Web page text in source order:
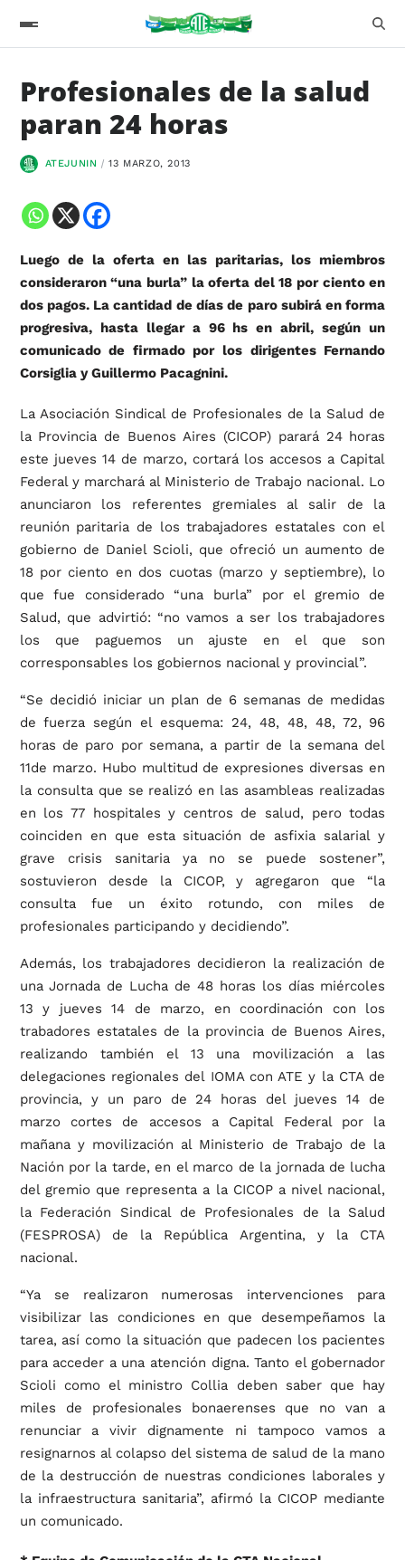
Profesionales de la salud
paran 24 horas
ATEJUNIN 13 MARZO, 2013
Luego de la oferta en las paritarias, los miembros
consideraron “una burla” la oferta del 18 por ciento en
dos pagos. La cantidad de días de paro subirá en forma
progresiva, hasta llegar a 96 hs en abril, según un
comunicado de firmado por los dirigentes Fernando
Corsiglia y Guillermo Pacagnini.
La Asociación Sindical de Profesionales de la Salud de
la Provincia de Buenos Aires (CICOP) parará 24 horas
este jueves 14 de marzo, cortará los accesos a Capital
Federal y marchará al Ministerio de Trabajo nacional. Lo
anunciaron los referentes gremiales al salir de la
reunión paritaria de los trabajadores estatales con el
gobierno de Daniel Scioli, que ofreció un aumento de
18 por ciento en dos cuotas (marzo y septiembre), lo
que fue considerado “una burla” por el gremio de
Salud, que advirtió: “no vamos a ser los trabajadores
los que paguemos un ajuste en el que son
corresponsables los gobiernos nacional y provincial”.
“Se decidió iniciar un plan de 6 semanas de medidas
de fuerza según el esquema: 24, 48, 48, 48, 72, 96
horas de paro por semana, a partir de la semana del
11de marzo. Hubo multitud de expresiones diversas en
la consulta que se realizó en las asambleas realizadas
en los 77 hospitales y centros de salud, pero todas
coinciden en que esta situación de asfixia salarial y
grave crisis sanitaria ya no se puede sostener”,
sostuvieron desde la CICOP, y agregaron que “la
consulta fue un éxito rotundo, con miles de
profesionales participando y decidiendo”.
Además, los trabajadores decidieron la realización de
una Jornada de Lucha de 48 horas los días miércoles
13 y jueves 14 de marzo, en coordinación con los
trabadores estatales de la provincia de Buenos Aires,
realizando también el 13 una movilización a las
delegaciones regionales del IOMA con ATE y la CTA de
provincia, y un paro de 24 horas del jueves 14 de
marzo cortes de accesos a Capital Federal por la
mañana y movilización al Ministerio de Trabajo de la
Nación por la tarde, en el marco de la jornada de lucha
del gremio que representa a la CICOP a nivel nacional,
la Federación Sindical de Profesionales de la Salud
(FESPROSA) de la República Argentina, y la CTA
nacional.
“Ya se realizaron numerosas intervenciones para
visibilizar las condiciones en que desempeñamos la
tarea, así como la situación que padecen los pacientes
para acceder a una atención digna. Tanto el gobernador
Scioli como el ministro Collia deben saber que hay
miles de profesionales bonaerenses que no van a
renunciar a vivir dignamente ni tampoco vamos a
resignarnos al colapso del sistema de salud de la mano
de la destrucción de nuestras condiciones laborales y
la infraestructura sanitaria”, afirmó la CICOP mediante
un comunicado.